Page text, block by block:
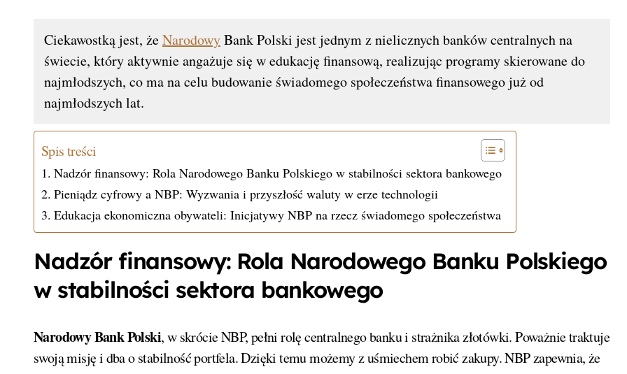
Ciekawostką jest, żeNarodowyBank Polski jest jednym z nielicznych banków centralnych na
świecie, który aktywnie angażuje się w edukację finansową, realizując programy skierowane do
najmłodszych, co ma na celu budowanie świadomego społeczeństwa finansowego już od
najmłodszych lat.
Spis treści
Nadzór finansowy: Rola Narodowego Banku Polskiego w stabilności sektora bankowego
Pieniądz cyfrowy a NBP: Wyzwania i przyszłość waluty w erze technologii
Edukacja ekonomiczna obywateli: Inicjatywy NBP na rzecz świadomego społeczeństwa
Nadzór finansowy: Rola Narodowego Banku Polskiego
w stabilności sektora bankowego
Narodowy Bank Polski, w skrócie NBP, pełni rolę centralnego banku i strażnika złotówki. Poważnie traktuje
swoją misję i dba o stabilność portfela. Dzięki temu możemy z uśmiechem robić zakupy. NBP zapewnia, że